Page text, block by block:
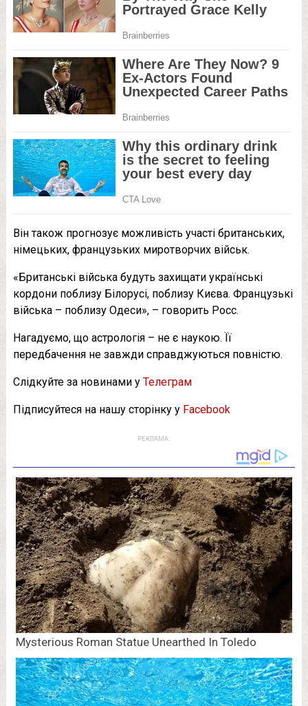
Він також прогнозує можливість участі британських,
німецьких, французьких миротворчих військ.
«Британські війська будуть захищати українські
кордони поблизу Білорусі, поблизу Києва. Французькі
війська – поблизу Одеси», – говорить Росс.
Нагадуємо, що астрологія – не є наукою. Її
передбачення не завжди справджуються повністю.
Слідкуйте за новинами у Телеграм
Підписуйтеся на нашу сторінку у Facebook
РЕКЛАМА: